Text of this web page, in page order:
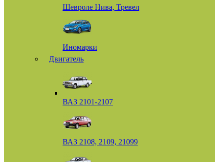
Шевроле Нива, Тревел
Иномарки
Двигатель
ВАЗ 2101-2107
ВАЗ 2108, 2109, 21099